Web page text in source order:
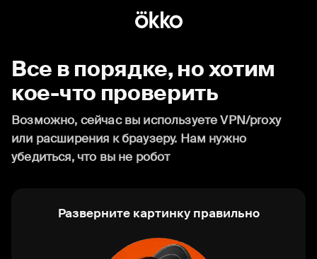
Все в порядке, но хотим
кое-что проверить
Возможно, сейчас вы используете VPN/proxy
или расширения к браузеру. Нам нужно
убедиться, что вы не робот
Разверните картинку правильно